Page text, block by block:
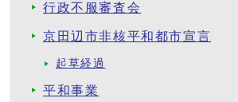
行政不服審査会
京田辺市非核平和都市宣言
起草経過
平和事業